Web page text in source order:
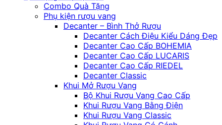
Combo Quà Tặng
Phụ kiện rượu vang
Decanter – Bình Thở Rượu
Decanter Cách Điệu Kiểu Dáng Đẹp
Decanter Cao Cấp BOHEMIA
Decanter Cao Cấp LUCARIS
Decanter Cao Cấp RIEDEL
Decanter Classic
Khui Mở Rượu Vang
Bộ Khui Rượu Vang Cao Cấp
Khui Rượu Vang Bằng Điện
Khui Rượu Vang Classic